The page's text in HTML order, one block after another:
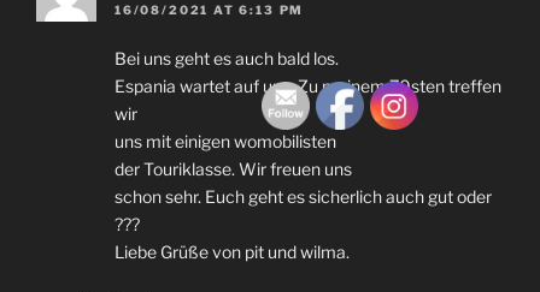
16/08/2021 AT 6:13 PM
Bei uns geht es auch bald los.
Espania wartet auf uns.Zu meinem 70sten treffen
wir
uns mit einigen womobilisten
der Touriklasse. Wir freuen uns
schon sehr. Euch geht es sicherlich auch gut oder
???
Liebe Grüße von pit und wilma.